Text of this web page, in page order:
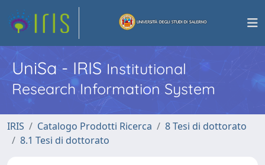
UniSa - IRISInstitutional
Research Information System
IRIS Catalogo Prodotti Ricerca
8 Tesi di dottorato
8.1 Tesi di dottorato